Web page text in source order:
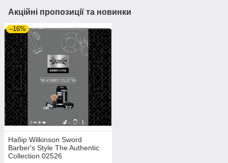
Акційні пропозиції та новинки
–16%
Набір Wilkinson Sword
Barber's Style The Authentic
Collection 02526